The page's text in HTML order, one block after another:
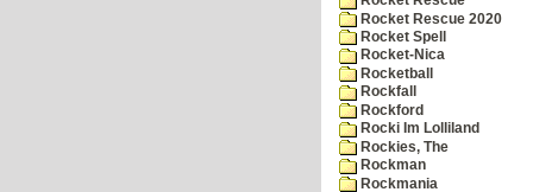
Rocket Rescue 2020
Rocket Spell
Rocket-Nica
Rocketball
Rockfall
Rockford
Rocki Im Lolliland
Rockies, The
Rockman
Rockmania